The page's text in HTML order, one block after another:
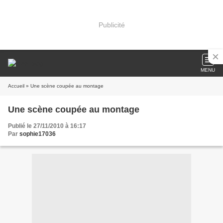
Publicité
MENU
Accueil » Une scène coupée au montage
Une scène coupée au montage
Publié le 27/11/2010 à 16:17
Par sophie17036